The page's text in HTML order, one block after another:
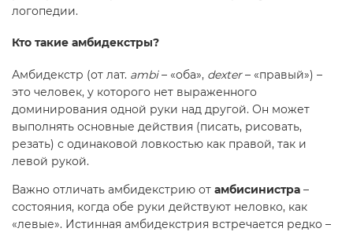
логопедии.
Кто такие амбидекстры?
Амбидекстр (от лат. ambi– «оба», dexter– «правый») –
это человек, у которого нет выраженного
доминирования одной руки над другой. Он может
выполнять основные действия (писать, рисовать,
резать) с одинаковой ловкостью как правой, так и
левой рукой.
Важно отличать амбидекстрию от амбисинистра –
состояния, когда обе руки действуют неловко, как
«левые». Истинная амбидекстрия встречается редко –